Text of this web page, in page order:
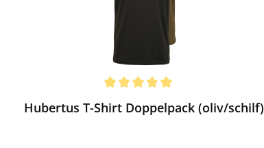
Hubertus T-Shirt Doppelpack (oliv/schilf)